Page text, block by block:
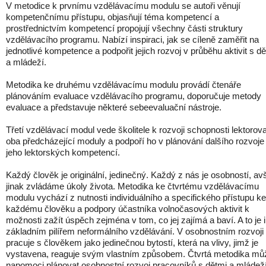
V metodice k prvnímu vzdělávacímu modulu se autoři věnují
kompetenčnímu přístupu, objasňují téma kompetencí a
prostřednictvím kompetencí propojují všechny části struktury
vzdělávacího programu. Nabízí inspiraci, jak se cíleně zaměřit na
jednotlivé kompetence a podpořit jejich rozvoj v průběhu aktivit s
a mládeží.
Metodika ke druhému vzdělávacímu modulu provádí čtenáře
plánováním evaluace vzdělávacího programu, doporučuje metody
evaluace a představuje některé sebeevaluační nástroje.
Třetí vzdělávací modul vede školitele k rozvoji schopnosti
oba předcházející moduly a podpoří ho v plánování dalšího rozvoje
jeho lektorských kompetencí.
Každý člověk je originální, jedinečný. Každý z nás je osobností,
jinak zvládáme úkoly života. Metodika ke čtvrtému vzdělávacímu
modulu vychází z nutnosti individuálního a specifického přístupu ke
každému člověku a podpory účastníka volnočasových aktivit k
možnosti zažít úspěch zejména v tom, co jej zajímá a baví. A to je i
základním pilířem neformálního vzdělávání. V osobnostním rozvoji
pracuje s člověkem jako jedinečnou bytostí, která na vlivy, jimž je
vystavena, reaguje svým vlastním způsobem. Čtvrtá metodika